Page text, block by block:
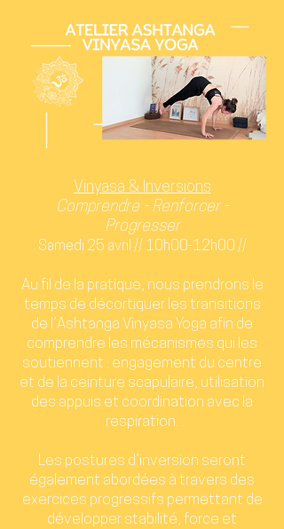
Vinyasa & Inversions
Comprendre - Renforcer -
Progresser
Samedi 25 avril // 10h00-12h00 //
Au fil de la pratique, nous prendrons le
temps de décortiquer les transitions
de l’Ashtanga Vinyasa Yoga afin de
comprendre les mécanismes qui les
soutiennent : engagement du centre
et de la ceinture scapulaire, utilisation
des appuis et coordination avec la
respiration.
Les postures d’inversion seront
également abordées à travers des
exercices progressifs permettant de
développer stabilité, force et